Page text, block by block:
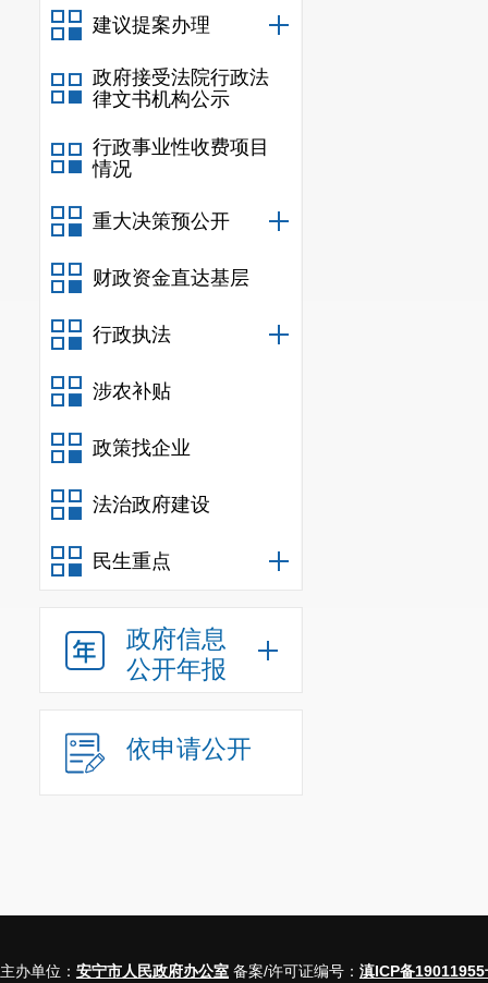
建议提案办理
政府接受法院行政法
律文书机构公示
行政事业性收费项目
情况
重大决策预公开
财政资金直达基层
行政执法
涉农补贴
政策找企业
法治政府建设
民生重点
政府信息
公开年报
依申请公开
主办单位： 安宁市人民政府办公室 备案/许可证编号： 滇ICP备